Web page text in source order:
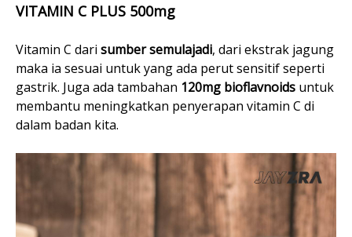
VITAMIN C PLUS 500mg
Vitamin C dari sumber semulajadi, dari ekstrak jagung
maka ia sesuai untuk yang ada perut sensitif seperti
gastrik. Juga ada tambahan 120mg bioflavnoids untuk
membantu meningkatkan penyerapan vitamin C di
dalam badan kita.